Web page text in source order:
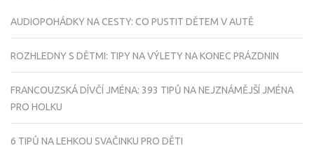
AUDIOPOHÁDKY NA CESTY: CO PUSTIT DĚTEM V AUTĚ
ROZHLEDNY S DĚTMI: TIPY NA VÝLETY NA KONEC PRÁZDNIN
FRANCOUZSKÁ DÍVČÍ JMÉNA: 393 TIPŮ NA NEJZNÁMĚJŠÍ JMÉNA
PRO HOLKU
6 TIPŮ NA LEHKOU SVAČINKU PRO DĚTI